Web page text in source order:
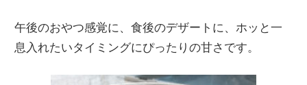
午後のおやつ感覚に、食後のデザートに、ホッと一
息入れたいタイミングにぴったりの甘さです。